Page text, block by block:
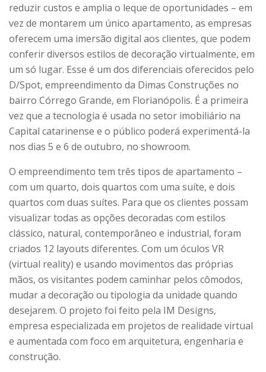
reduzir custos e amplia o leque de oportunidades – em
vez de montarem um único apartamento, as empresas
oferecem uma imersão digital aos clientes, que podem
conferir diversos estilos de decoração virtualmente, em
um só lugar. Esse é um dos diferenciais oferecidos pelo
D/Spot, empreendimento da Dimas Construções no
bairro Córrego Grande, em Florianópolis. É a primeira
vez que a tecnologia é usada no setor imobiliário na
Capital catarinense e o público poderá experimentá-la
nos dias 5 e 6 de outubro, no showroom.
O empreendimento tem três tipos de apartamento –
com um quarto, dois quartos com uma suíte, e dois
quartos com duas suítes. Para que os clientes possam
visualizar todas as opções decoradas com estilos
clássico, natural, contemporâneo e industrial, foram
criados 12 layouts diferentes. Com um óculos VR
(virtual reality) e usando movimentos das próprias
mãos, os visitantes podem caminhar pelos cômodos,
mudar a decoração ou tipologia da unidade quando
desejarem. O projeto foi feito pela IM Designs,
empresa especializada em projetos de realidade virtual
e aumentada com foco em arquitetura, engenharia e
construção.